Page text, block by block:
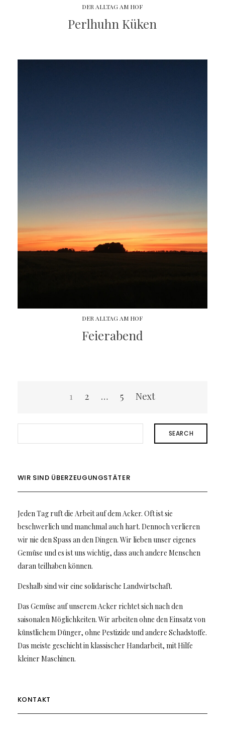
DER ALLTAG AM HOF
Perlhuhn Küken
DER ALLTAG AM HOF
Feierabend
Beitragsnavigation
1 2 … 5 Next
SEARCH
WIR SIND ÜBERZEUGUNGSTÄTER
Jeden Tag ruft die Arbeit auf dem Acker. Oft ist sie
beschwerlich und manchmal auch hart. Dennoch verlieren
wir nie den Spass an den Dingen. Wir lieben unser eigenes
Gemüse und es ist uns wichtig, dass auch andere Menschen
daran teilhaben können.
Deshalb sind wir eine solidarische Landwirtschaft.
Das Gemüse auf unserem Acker richtet sich nach den
saisonalen Möglichkeiten. Wir arbeiten ohne den Einsatz von
künstlichem Dünger, ohne Pestizide und andere Schadstoffe.
Das meiste geschieht in klassischer Handarbeit, mit Hilfe
kleiner Maschinen.
KONTAKT